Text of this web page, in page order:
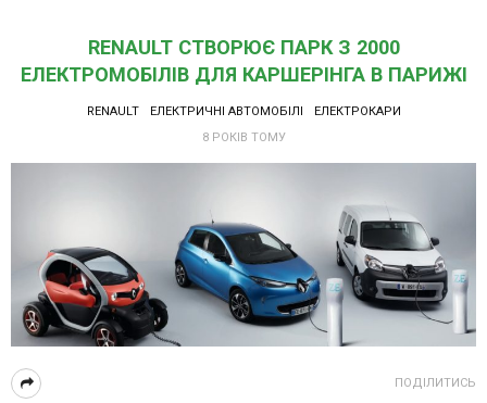
RENAULT СТВОРЮЄ ПАРК З 2000
ЕЛЕКТРОМОБІЛІВ ДЛЯ КАРШЕРІНГА В ПАРИЖІ
RENAULT ЕЛЕКТРИЧНІ АВТОМОБІЛІ
ЕЛЕКТРОКАРИ
8 РОКІВ ТОМУ
ПОДІЛИТИСЬ